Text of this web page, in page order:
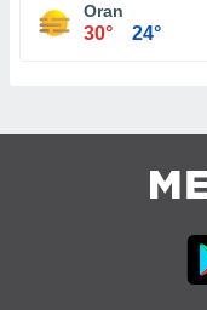
Oran
30° 24°